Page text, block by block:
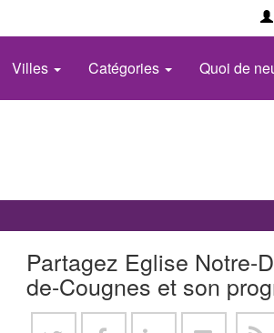
Villes Catégories Quoi de
Partagez Eglise Notre-
de-Cougnes et son